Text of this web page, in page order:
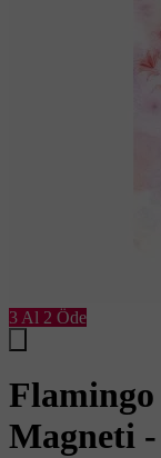
3 Al 2 Öde
Flamingo
Magneti